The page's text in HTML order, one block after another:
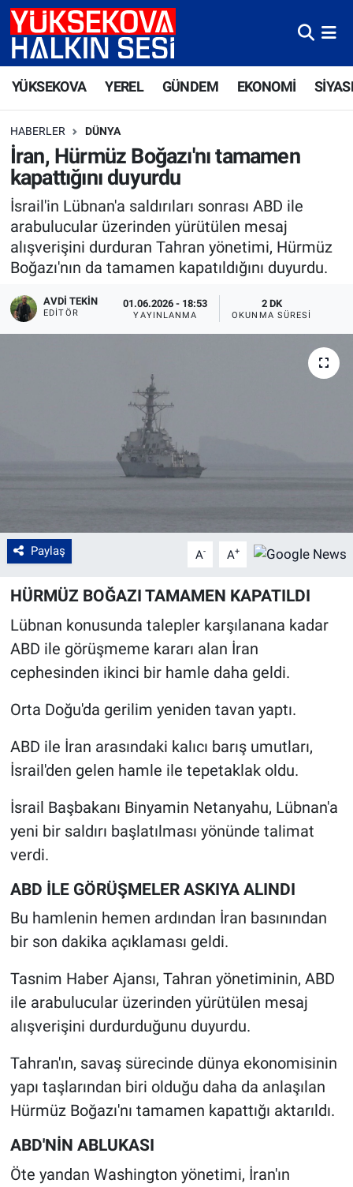
YÜKSEKOVA YEREL GÜNDEM EKONOMİ
HABERLER DÜNYA
İran, Hürmüz Boğazı'nı tamamen
kapattığını duyurdu
İsrail'in Lübnan'a saldırıları sonrası ABD ile
arabulucular üzerinden yürütülen mesaj
alışverişini durduran Tahran yönetimi, Hürmüz
Boğazı'nın da tamamen kapatıldığını duyurdu.
AVDI TEKIN
EDITÖR
01.06.2026 - 18:53
YAYINLANMA
2 DK
OKUNMA SÜRESI
Paylaş A- A+
HÜRMÜZ BOĞAZI TAMAMEN KAPATILDI
Lübnan konusunda talepler karşılanana kadar
ABD ile görüşmeme kararı alan İran
cephesinden ikinci bir hamle daha geldi.
Orta Doğu'da gerilim yeniden tavan yaptı.
ABD ile İran arasındaki kalıcı barış umutları,
İsrail'den gelen hamle ile tepetaklak oldu.
İsrail Başbakanı Binyamin Netanyahu, Lübnan'a
yeni bir saldırı başlatılması yönünde talimat
verdi.
ABD İLE GÖRÜŞMELER ASKIYA ALINDI
Bu hamlenin hemen ardından İran basınından
bir son dakika açıklaması geldi.
Tasnim Haber Ajansı, Tahran yönetiminin, ABD
ile arabulucular üzerinden yürütülen mesaj
alışverişini durdurduğunu duyurdu.
Tahran'ın, savaş sürecinde dünya ekonomisinin
yapı taşlarından biri olduğu daha da anlaşılan
Hürmüz Boğazı'nı tamamen kapattığı aktarıldı.
ABD'NİN ABLUKASI
Öte yandan Washington yönetimi, İran'ın
Yüksekova Nöbetçi Eczaneler
Süper Lig Puan Durumu ve Fikstür
Tüm Manşetler
Son Dakika Haberleri
Haber Arşivi